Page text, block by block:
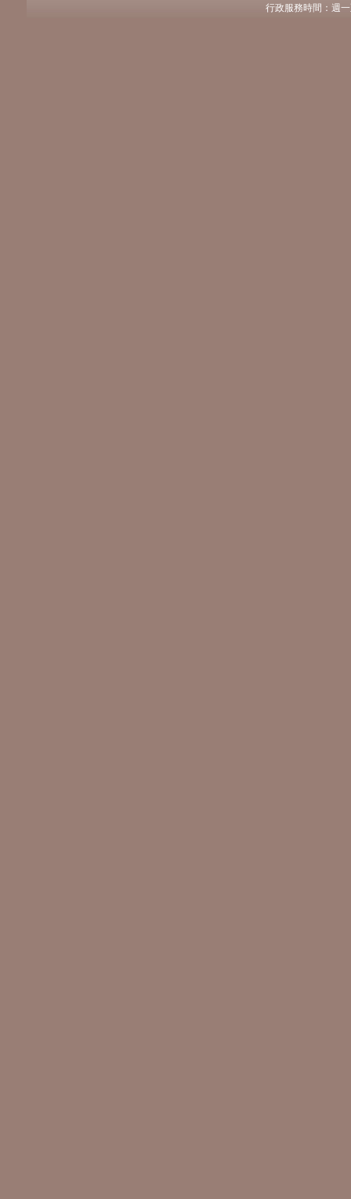
行政服務時間：週